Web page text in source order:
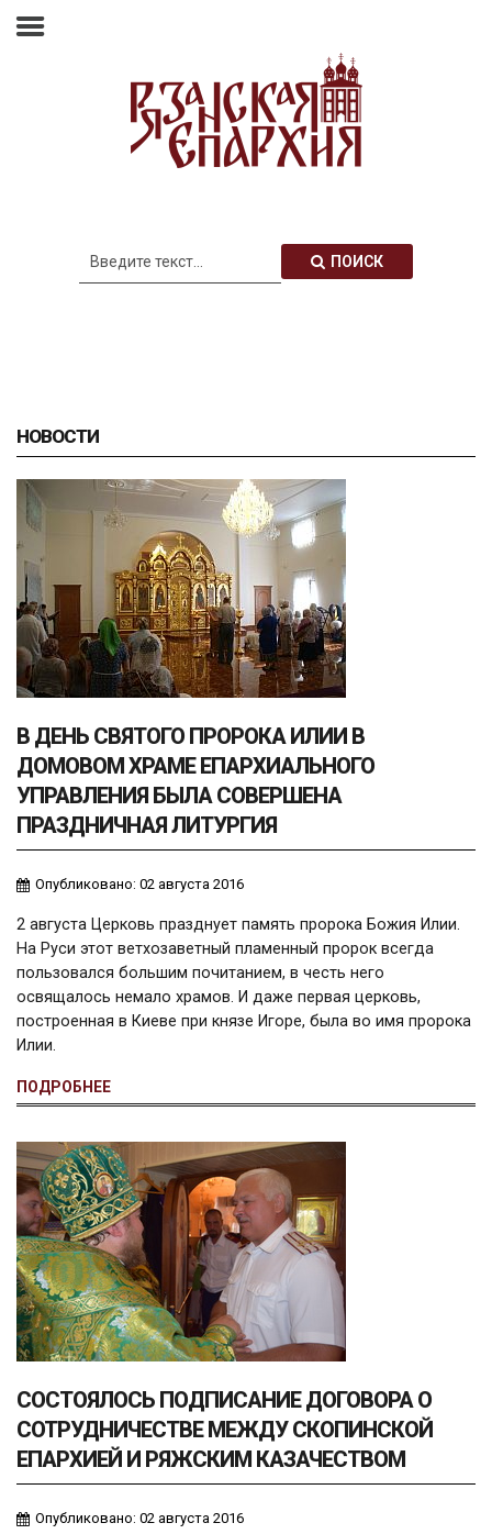
Митрополия ПОИСК
НОВОСТИ
В ДЕНЬ СВЯТОГО ПРОРОКА ИЛИИ В
ДОМОВОМ ХРАМЕ ЕПАРХИАЛЬНОГО
УПРАВЛЕНИЯ БЫЛА СОВЕРШЕНА
ПРАЗДНИЧНАЯ ЛИТУРГИЯ
Опубликовано: 02 августа 2016
2 августа Церковь празднует память пророка Божия Илии.
На Руси этот ветхозаветный пламенный пророк всегда
пользовался большим почитанием, в честь него
освящалось немало храмов. И даже первая церковь,
построенная в Киеве при князе Игоре, была во имя пророка
Илии.
ПОДРОБНЕЕ
СОСТОЯЛОСЬ ПОДПИСАНИЕ ДОГОВОРА О
СОТРУДНИЧЕСТВЕ МЕЖДУ СКОПИНСКОЙ
ЕПАРХИЕЙ И РЯЖСКИМ КАЗАЧЕСТВОМ
Опубликовано: 02 августа 2016